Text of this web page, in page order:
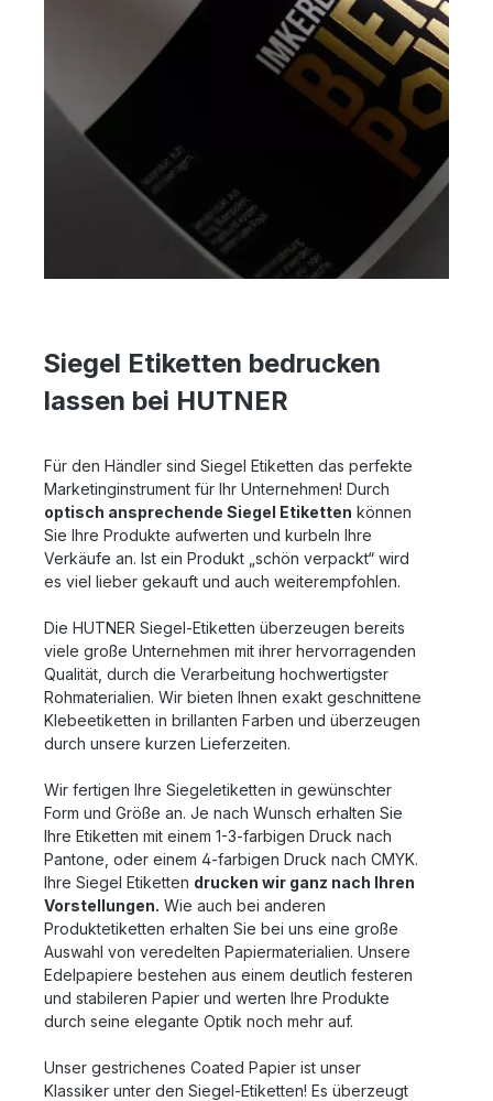
Siegel Etiketten bedrucken
lassen bei HUTNER
Für den Händler sind Siegel Etiketten das perfekte
Marketinginstrument für Ihr Unternehmen! Durch
optisch ansprechende Siegel Etiketten können
Sie Ihre Produkte aufwerten und kurbeln Ihre
Verkäufe an. Ist ein Produkt „schön verpackt“ wird
es viel lieber gekauft und auch weiterempfohlen.
Die HUTNER Siegel-Etiketten überzeugen bereits
viele große Unternehmen mit ihrer hervorragenden
Qualität, durch die Verarbeitung hochwertigster
Rohmaterialien. Wir bieten Ihnen exakt geschnittene
Klebeetiketten in brillanten Farben und überzeugen
durch unsere kurzen Lieferzeiten.
Wir fertigen Ihre Siegeletiketten in gewünschter
Form und Größe an. Je nach Wunsch erhalten Sie
Ihre Etiketten mit einem 1-3-farbigen Druck nach
Pantone, oder einem 4-farbigen Druck nach CMYK.
Ihre Siegel Etiketten drucken wir ganz nach Ihren
Vorstellungen. Wie auch bei anderen
Produktetiketten erhalten Sie bei uns eine große
Auswahl von veredelten Papiermaterialien. Unsere
Edelpapiere bestehen aus einem deutlich festeren
und stabileren Papier und werten Ihre Produkte
durch seine elegante Optik noch mehr auf.
Unser gestrichenes Coated Papier ist unser
Klassiker unter den Siegel-Etiketten! Es überzeugt